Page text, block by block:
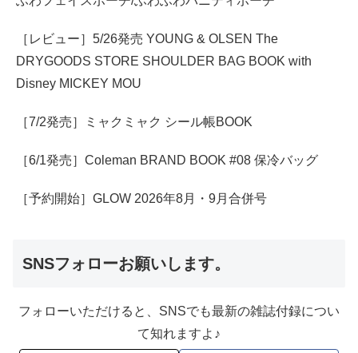
［レビュー］5/26発売 YOUNG & OLSEN The
DRYGOODS STORE SHOULDER BAG BOOK with
Disney MICKEY MOU
［7/2発売］ミャクミャク シール帳BOOK
［6/1発売］Coleman BRAND BOOK #08 保冷バッグ
［予約開始］GLOW 2026年8月・9月合併号
SNSフォローお願いします。
フォローいただけると、SNSでも最新の雑誌付録につい
て知れますよ♪